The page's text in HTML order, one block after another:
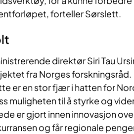
forteller Sørslett.
direktør Siri Tau
fra Norges forskningsråd.
er en stor fjær i hatten for
muligheten til å styrke og
er gjort innen innovasjon
og får regionale